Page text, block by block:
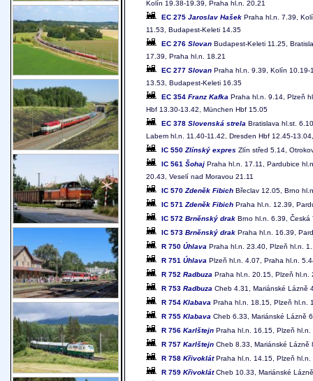
Kolín 19.38-19.39, Praha hl.n. 20.21
EC 275 Jaroslav Hašek Praha hl.n. 7.39,
11.53, Budapest-Keleti 14.35
EC 276 Slovan Budapest-Keleti 11.25,
17.39, Praha hl.n. 18.21
EC 277 Slovan Praha hl.n. 9.39, Kolín 10.19-
13.53, Budapest-Keleti 16.35
EC 354 Franz Kafka Praha hl.n. 9.14, Plzeň
Hbf 13.30-13.42, München Hbf 15.05
EC 378 Slovenská strela Bratislava hl.st.
Labem hl.n. 11.40-11.42, Dresden Hbf 12.45-
IC 550 Zlínský expres Zlín střed 5.14,
IC 561 Šohaj Praha hl.n. 17.11, Pardubice
20.43, Veselí nad Moravou 21.11
IC 570 Zdeněk Fibich Břeclav 12.05, Brno
IC 571 Zdeněk Fibich Praha hl.n. 12.39,
IC 572 Brněnský drak Brno hl.n. 6.39,
IC 573 Brněnský drak Praha hl.n. 16.39,
R 750 Úhlava Praha hl.n. 23.40, Plzeň hl.n.
R 751 Úhlava Plzeň hl.n. 4.07, Praha hl.n.
R 752 Radbuza Praha hl.n. 20.15, Plzeň hl.n.
R 753 Radbuza Cheb 4.31, Mariánské Lázně
R 754 Klabava Praha hl.n. 18.15, Plzeň hl.n.
R 755 Klabava Cheb 6.33, Mariánské Lázně
R 756 Karlštejn Praha hl.n. 16.15, Plzeň
R 757 Karlštejn Cheb 8.33, Mariánské
R 758 KřivoklátPraha hl.n. 14.15, Plzeň hl.n.
R 759 KřivoklátCheb 10.33, Mariánské